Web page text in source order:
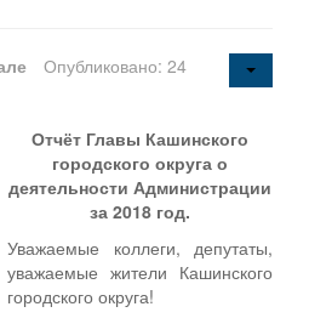
Опубликовано: 24
Отчёт Главы Кашинского
городского округа о
деятельности Администрации
за 2018 год.
Уважаемые коллеги, депутаты,
уважаемые жители Кашинского
городского округа!